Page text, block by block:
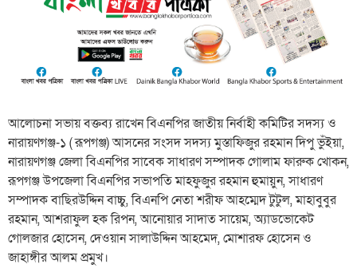
আলোচনা সভায় বক্তব্য রাখেন বিএনপির জাতীয় নির্বাহী কমিটির সদস্য ও
নারায়ণগঞ্জ-১ ( রূপগঞ্জ) আসনের সংসদ সদস্য মুস্তাফিজুর রহমান দিপু ভুঁইয়া,
নারায়ণগঞ্জ জেলা বিএনপির সাবেক সাধারণ সম্পাদক গোলাম ফারুক খোকন,
রূপগঞ্জ উপজেলা বিএনপির সভাপতি মাহফুজুর রহমান হুমায়ুন, সাধারণ
সম্পাদক বাছিরউদ্দিন বাচ্চু, বিএনপি নেতা শরীফ আহম্মেদ টুটুল, মাহাবুবুর
রহমান, আশরাফুল হক রিপন, আনোয়ার সাদাত সায়েম, অ্যাডভোকেট
গোলজার হোসেন, দেওয়ান সালাউদ্দিন আহমেদ, মোশারফ হোসেন ও
জাহাঙ্গীর আলম প্রমুখ।